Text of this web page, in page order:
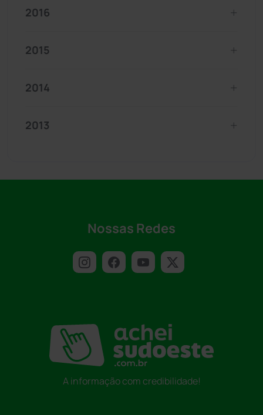
2016
2015
2014
2013
Nossas Redes
A informação com credibilidade!